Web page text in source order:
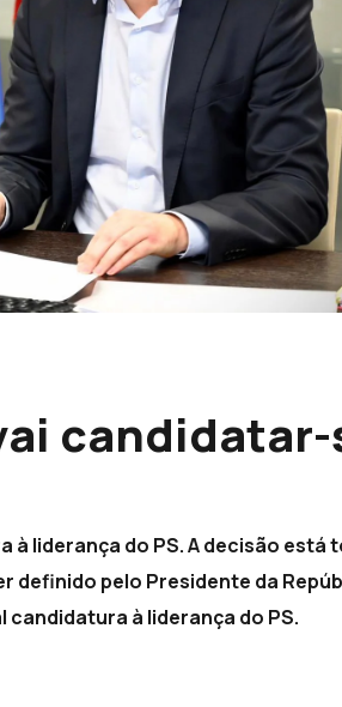
candidatar-
liderança do PS. A decisão está
definido pelo Presidente da
à liderança do PS.